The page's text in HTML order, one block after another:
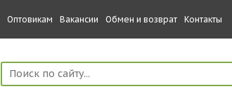
Оптовикам Вакансии Обмен и возврат Контакты